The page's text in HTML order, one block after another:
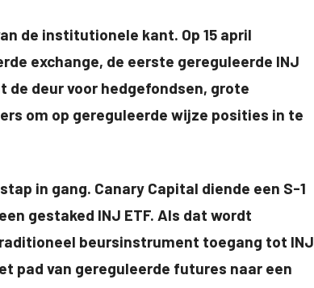
de institutionele kant. Op 15 april
exchange, de eerste gereguleerde INJ
de deur voor hedgefondsen, grote
om op gereguleerde wijze posities in te
in gang. Canary Capital diende een S-1
gestaked INJ ETF. Als dat wordt
beursinstrument toegang tot INJ
pad van gereguleerde futures naar een